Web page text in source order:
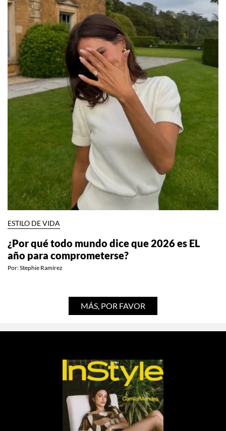
ESTILO DE VIDA
¿Por qué todo mundo dice que 2026 es EL
año para comprometerse?
Por:Stephie Ramírez
MÁS, POR FAVOR